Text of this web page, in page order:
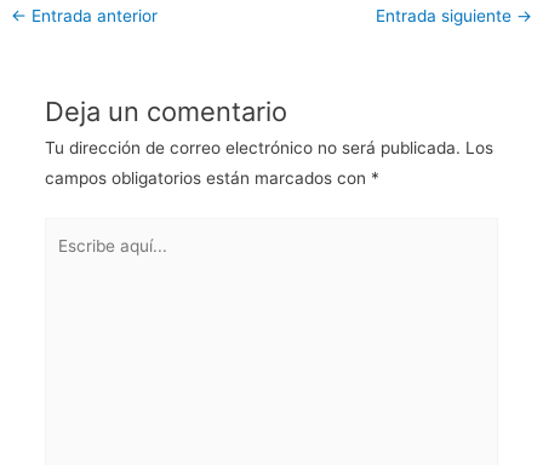
← Entrada anterior Entrada siguiente →
Deja un comentario
Tu dirección de correo electrónico no será publicada. Los
campos obligatorios están marcados con *